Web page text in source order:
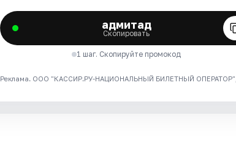
адмитад
Скопировать
1 шаг. Скопируйте промокод
Реклама. ООО "КАССИР.РУ-НАЦИОНАЛЬНЫЙ БИЛЕТНЫЙ ОПЕРАТОР",